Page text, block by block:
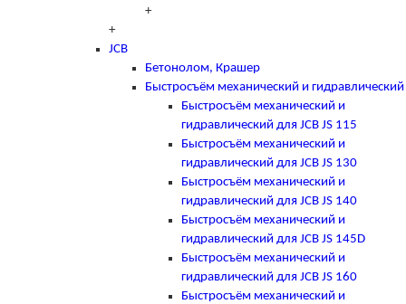
+
+
JCB
Бетонолом, Крашер
Быстросъём механический и гидравлический
Быстросъём механический и
гидравлический для JCB JS 115
Быстросъём механический и
гидравлический для JCB JS 130
Быстросъём механический и
гидравлический для JCB JS 140
Быстросъём механический и
гидравлический для JCB JS 145D
Быстросъём механический и
гидравлический для JCB JS 160
Быстросъём механический и